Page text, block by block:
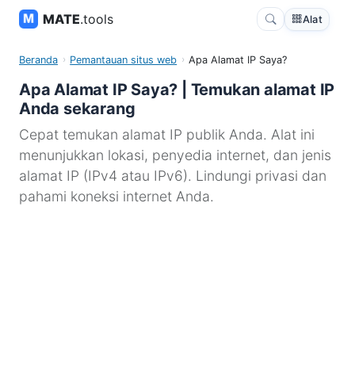
MATE.tools Alat
Beranda Pemantauan situs web Apa Alamat IP Saya?
Apa Alamat IP Saya? | Temukan alamat IP
Anda sekarang
Cepat temukan alamat IP publik Anda. Alat ini
menunjukkan lokasi, penyedia internet, dan jenis
alamat IP (IPv4 atau IPv6). Lindungi privasi dan
pahami koneksi internet Anda.